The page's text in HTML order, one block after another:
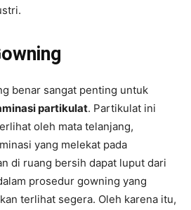
benar sangat penting untuk
partikulat. Partikulat ini
oleh mata telanjang,
yang melekat pada
di ruang bersih dapat luput dari
prosedur gowning yang
terlihat segera. Oleh karena itu,